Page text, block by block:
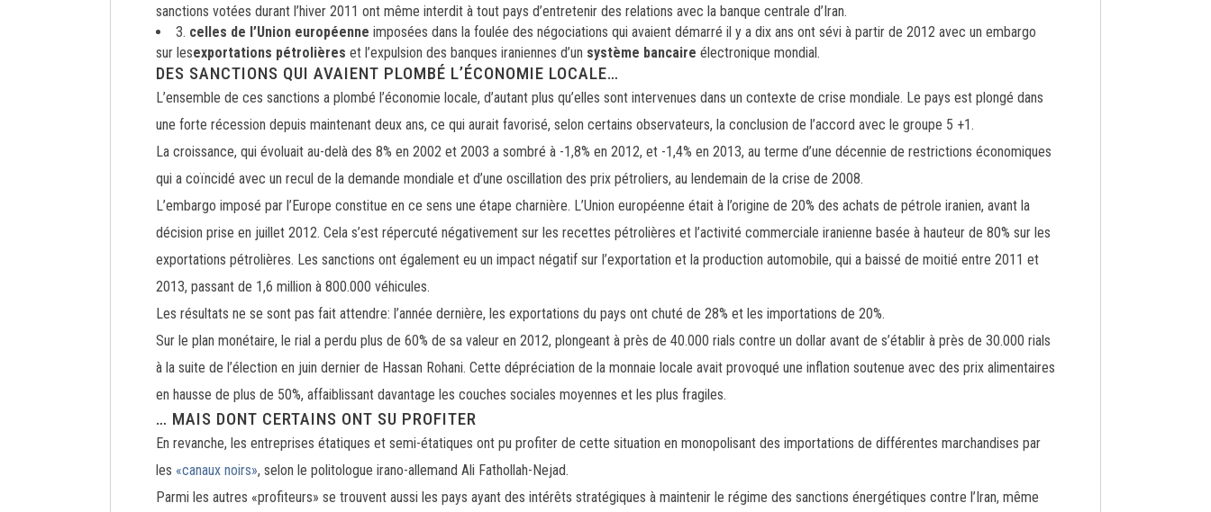
sanctions votées durant l’hiver 2011 ont même interdit à tout pays d’entretenir des relations avec la banque centrale d’Iran.
3. celles de l’Union européenne imposées dans la foulée des négociations qui avaient démarré il y a dix ans ont sévi à partir de 2012 avec un embargo
sur lesexportations pétrolières et l’expulsion des banques iraniennes d’un système bancaire électronique mondial.
DES SANCTIONS QUI AVAIENT PLOMBÉ L’ÉCONOMIE LOCALE…
L’ensemble de ces sanctions a plombé l’économie locale, d’autant plus qu’elles sont intervenues dans un contexte de crise mondiale. Le pays est plongé dans
une forte récession depuis maintenant deux ans, ce qui aurait favorisé, selon certains observateurs, la conclusion de l’accord avec le groupe 5 +1.
La croissance, qui évoluait au-delà des 8% en 2002 et 2003 a sombré à -1,8% en 2012, et -1,4% en 2013, au terme d’une décennie de restrictions économiques
qui a coïncidé avec un recul de la demande mondiale et d’une oscillation des prix pétroliers, au lendemain de la crise de 2008.
L’embargo imposé par l’Europe constitue en ce sens une étape charnière. L’Union européenne était à l’origine de 20% des achats de pétrole iranien, avant la
décision prise en juillet 2012. Cela s’est répercuté négativement sur les recettes pétrolières et l’activité commerciale iranienne basée à hauteur de 80% sur les
exportations pétrolières. Les sanctions ont également eu un impact négatif sur l’exportation et la production automobile, qui a baissé de moitié entre 2011 et
2013, passant de 1,6 million à 800.000 véhicules.
Les résultats ne se sont pas fait attendre: l’année dernière, les exportations du pays ont chuté de 28% et les importations de 20%.
Sur le plan monétaire, le rial a perdu plus de 60% de sa valeur en 2012, plongeant à près de 40.000 rials contre un dollar avant de s’établir à près de 30.000 rials
à la suite de l’élection en juin dernier de Hassan Rohani. Cette dépréciation de la monnaie locale avait provoqué une inflation soutenue avec des prix alimentaires
en hausse de plus de 50%, affaiblissant davantage les couches sociales moyennes et les plus fragiles.
… MAIS DONT CERTAINS ONT SU PROFITER
En revanche, les entreprises étatiques et semi-étatiques ont pu profiter de cette situation en monopolisant des importations de différentes marchandises par
les «canaux noirs», selon le politologue irano-allemand Ali Fathollah-Nejad.
Parmi les autres «profiteurs» se trouvent aussi les pays ayant des intérêts stratégiques à maintenir le régime des sanctions énergétiques contre l’Iran, même